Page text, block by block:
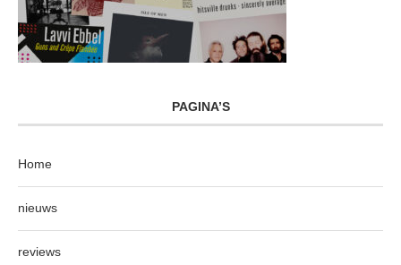
PAGINA’S
Home
nieuws
reviews